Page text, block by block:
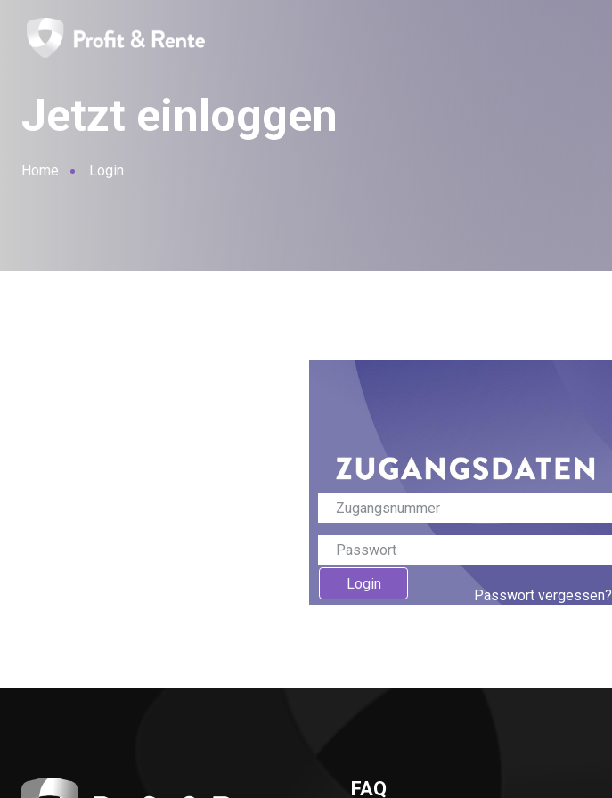
Jetzt einloggen
Home Login
Login
Passwort vergessen?
FAQ